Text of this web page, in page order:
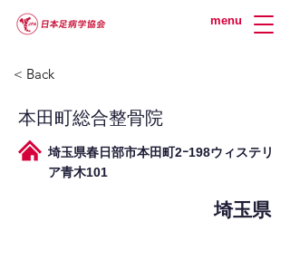
menu
< Back
本田町総合整骨院
埼玉県春日部市本田町2ｰ198ウィステリ
ア青木101
埼玉県